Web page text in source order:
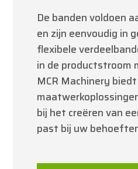
De banden voldoen
en zijn eenvoudig in
flexibele
in de productstroom
MCR Machinery biedt
bij het creëren van
past bij uw